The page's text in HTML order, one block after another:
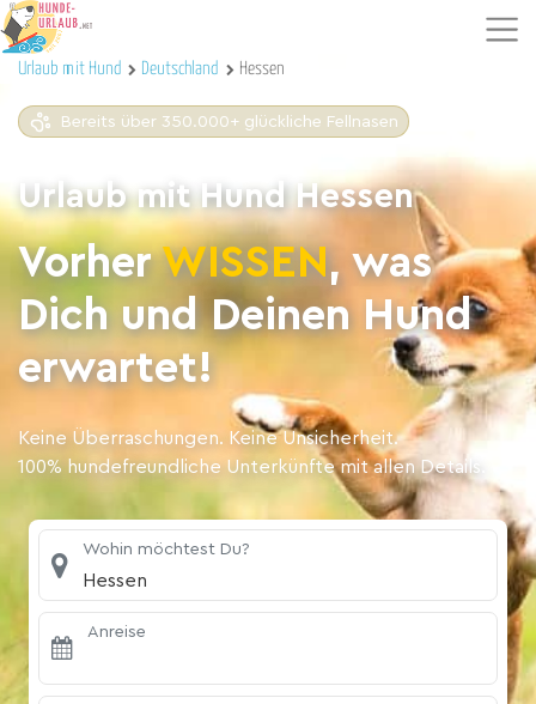
Urlaub mit Hund Deutschland Hessen
Bereits über 350.000+ glückliche Fellnasen
Urlaub mit Hund Hessen
VorherWISSEN, was
Dich und Deinen Hund
erwartet!
Keine Überraschungen. Keine Unsicherheit.
100% hundefreundliche Unterkünfte mit allen Details.
Wohin möchtest Du?
Hessen
Anreise